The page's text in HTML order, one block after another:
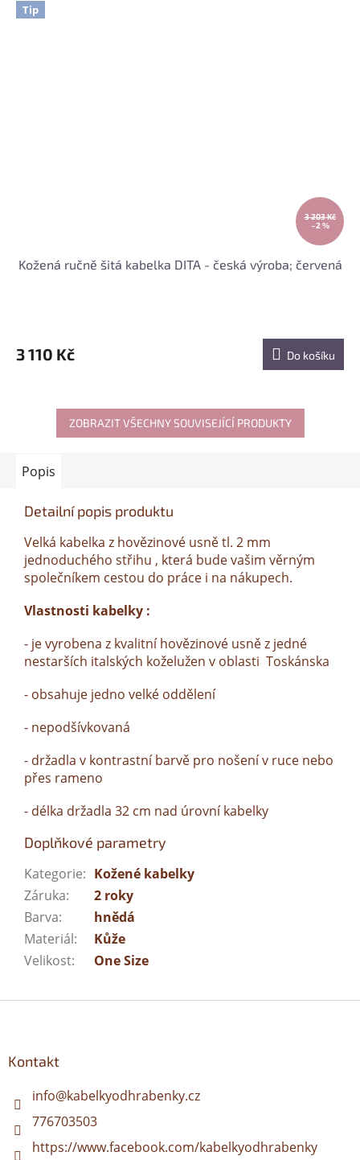
Tip
3 203 Kč
–2 %
Kožená ručně šitá kabelka DITA - česká výroba; červená
3 110 Kč Do košíku
ZOBRAZIT VŠECHNY SOUVISEJÍCÍ PRODUKTY
Popis
Detailní popis produktu
Velká kabelka z hovězinové usně tl. 2 mm
jednoduchého střihu , která bude vašim věrným
společníkem cestou do práce i na nákupech.
Vlastnosti kabelky :
- je vyrobena z kvalitní hovězinové usně z jedné
nestarších italských koželužen v oblasti Toskánska
- obsahuje jedno velké oddělení
- nepodšívkovaná
- držadla v kontrastní barvě pro nošení v ruce nebo
přes rameno
- délka držadla 32 cm nad úrovní kabelky
Doplňkové parametry
Kategorie: Kožené kabelky
Záruka:
2 roky
Barva:
hnědá
Materiál:
Kůže
Velikost: One Size
Kontakt
info@kabelkyodhrabenky.cz
776703503
https://www.facebook.com/kabelkyodhrabenky